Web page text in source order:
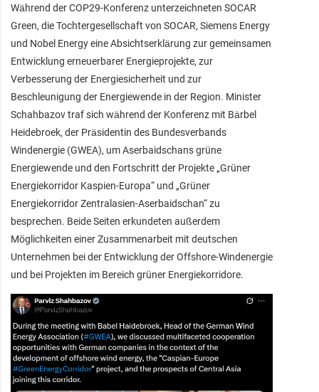
Während der COP29-Konferenz unterzeichneten SOCAR
Green, die Tochtergesellschaft von SOCAR, Siemens Energy
und Nobel Energy eine Absichtserklärung zur gemeinsamen
Entwicklung erneuerbarer Energieprojekte, zur
Verbesserung der Energiesicherheit und zur
Beschleunigung der Energiewende in der Region. Minister
Schahbazov traf sich während der Konferenz mit Bärbel
Heidebroek, der Präsidentin des Bundesverbands
Windenergie (GWEA), um Aserbaidschans grüne
Energiewende und den Fortschritt der Projekte „Grüner
Energiekorridor Kaspien-Europa“ und „Grüner
Energiekorridor Zentralasien-Aserbaidschan“ zu
besprechen. Beide Seiten erkundeten außerdem
Möglichkeiten einer Zusammenarbeit mit deutschen
Unternehmen bei der Entwicklung der Offshore-Windenergie
und bei Projekten im Bereich grüner Energiekorridore.